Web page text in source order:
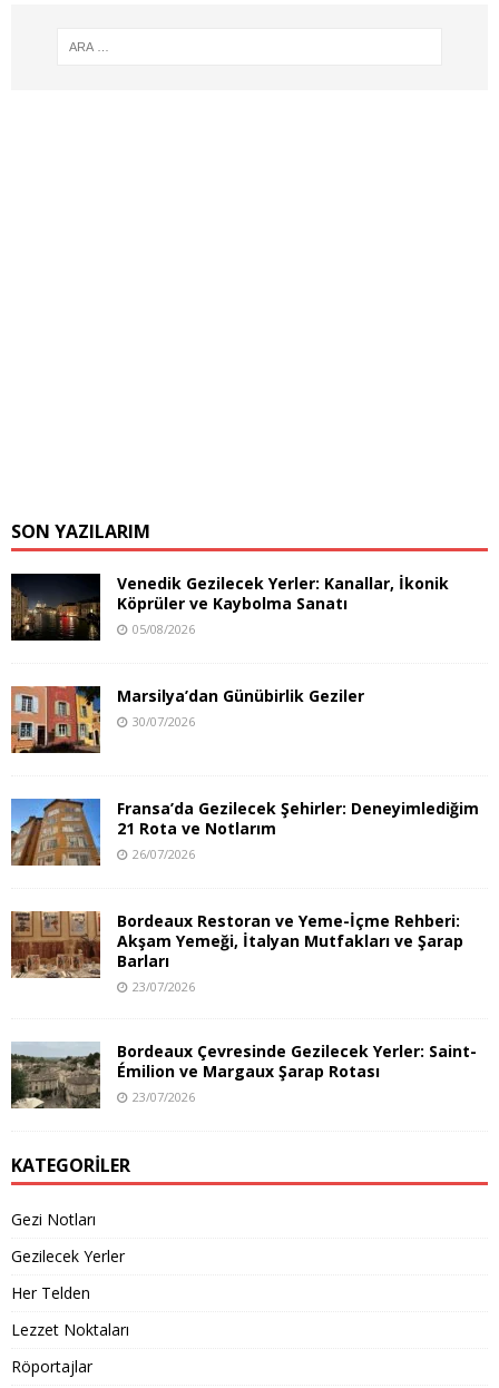
SON YAZILARIM
Venedik Gezilecek Yerler: Kanallar, İkonik
Köprüler ve Kaybolma Sanatı
05/08/2026
Marsilya’dan Günübirlik Geziler
30/07/2026
Fransa’da Gezilecek Şehirler: Deneyimlediğim
21 Rota ve Notlarım
26/07/2026
Bordeaux Restoran ve Yeme-İçme Rehberi:
Akşam Yemeği, İtalyan Mutfakları ve Şarap
Barları
23/07/2026
Bordeaux Çevresinde Gezilecek Yerler: Saint-
Émilion ve Margaux Şarap Rotası
23/07/2026
KATEGORILER
Gezi Notları
Gezilecek Yerler
Her Telden
Lezzet Noktaları
Röportajlar